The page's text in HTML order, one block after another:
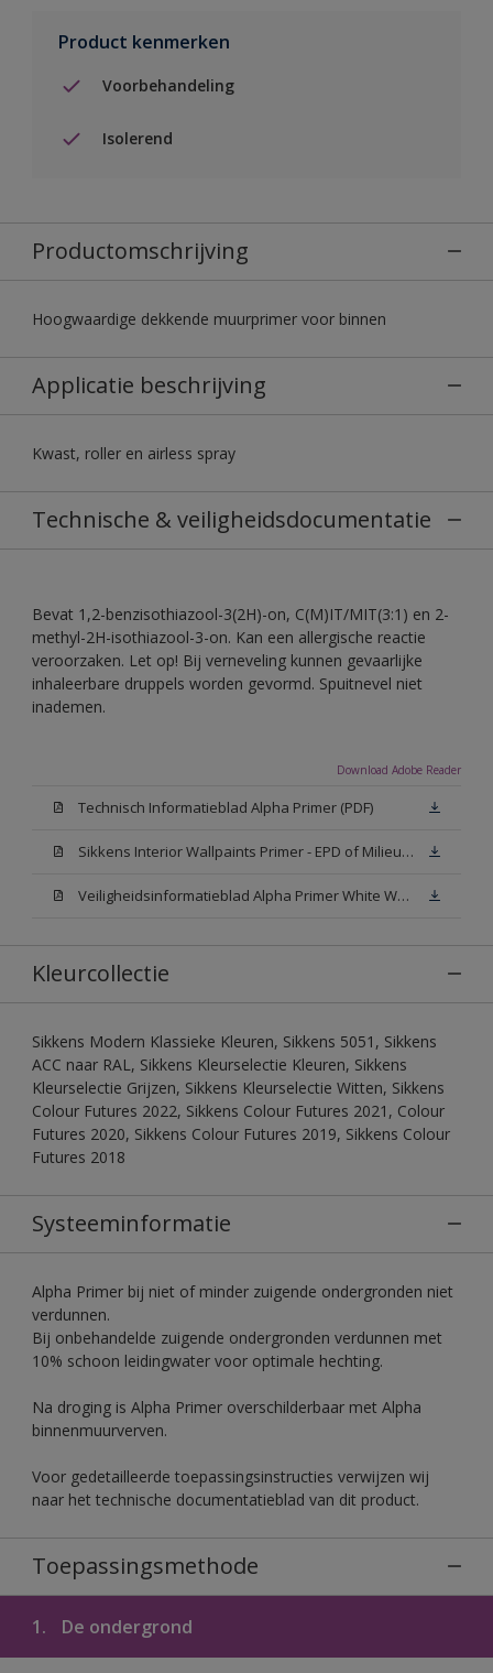
Product kenmerken
Voorbehandeling
Isolerend
Productomschrijving
Hoogwaardige dekkende muurprimer voor binnen
Applicatie beschrijving
Kwast, roller en airless spray
Technische & veiligheidsdocumentatie
Bevat 1,2-benzisothiazool-3(2H)-on, C(M)IT/MIT(3:1) en 2-
methyl-2H-isothiazool-3-on. Kan een allergische reactie
veroorzaken. Let op! Bij verneveling kunnen gevaarlijke
inhaleerbare druppels worden gevormd. Spuitnevel niet
inademen.
Download Adobe Reader
Technisch Informatieblad Alpha Primer (PDF)
Sikkens Interior Wallpaints Primer - EPD of Milieuproductverklaring
Veiligheidsinformatieblad Alpha Primer White W05 (MSDS)
Kleurcollectie
Sikkens Modern Klassieke Kleuren, Sikkens 5051, Sikkens
ACC naar RAL, Sikkens Kleurselectie Kleuren, Sikkens
Kleurselectie Grijzen, Sikkens Kleurselectie Witten, Sikkens
Colour Futures 2022, Sikkens Colour Futures 2021, Colour
Futures 2020, Sikkens Colour Futures 2019, Sikkens Colour
Futures 2018
Systeeminformatie
Alpha Primer bij niet of minder zuigende ondergronden niet
verdunnen.
Bij onbehandelde zuigende ondergronden verdunnen met
10% schoon leidingwater voor optimale hechting.
Na droging is Alpha Primer overschilderbaar met Alpha
binnenmuurverven.
Voor gedetailleerde toepassingsinstructies verwijzen wij
naar het technische documentatieblad van dit product.
Toepassingsmethode
1. De ondergrond